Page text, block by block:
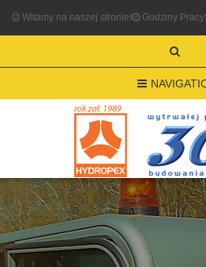
Witamy na naszej stronie! Godziny